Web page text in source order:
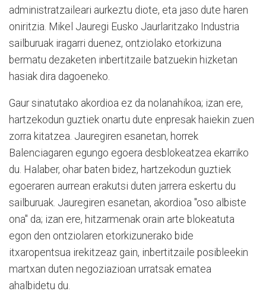
administratzaileari aurkeztu diote, eta jaso dute haren
oniritzia. Mikel Jauregi Eusko Jaurlaritzako Industria
sailburuak iragarri duenez, ontziolako etorkizuna
bermatu dezaketen inbertitzaile batzuekin hizketan
hasiak dira dagoeneko.
Gaur sinatutako akordioa ez da nolanahikoa; izan ere,
hartzekodun guztiek onartu dute enpresak haiekin zuen
zorra kitatzea. Jauregiren esanetan, horrek
Balenciagaren egungo egoera desblokeatzea ekarriko
du. Halaber, ohar baten bidez, hartzekodun guztiek
egoeraren aurrean erakutsi duten jarrera eskertu du
sailburuak. Jauregiren esanetan, akordioa "oso albiste
ona" da; izan ere, hitzarmenak orain arte blokeatuta
egon den ontziolaren etorkizunerako bide
itxaropentsua irekitzeaz gain, inbertitzaile posibleekin
martxan duten negoziazioan urratsak ematea
ahalbidetu du.